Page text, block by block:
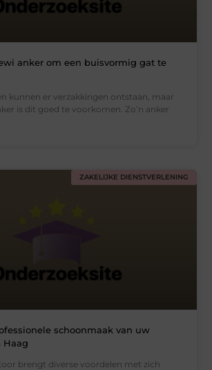
anker om een buisvormig gat te
kunnen er verzakkingen ontstaan, maar
is dit goed te voorkomen. Zo’n anker
ZAKELIJKE DIENSTVERLENING
schoonmaak van uw
Haag
brengt diverse voordelen met zich